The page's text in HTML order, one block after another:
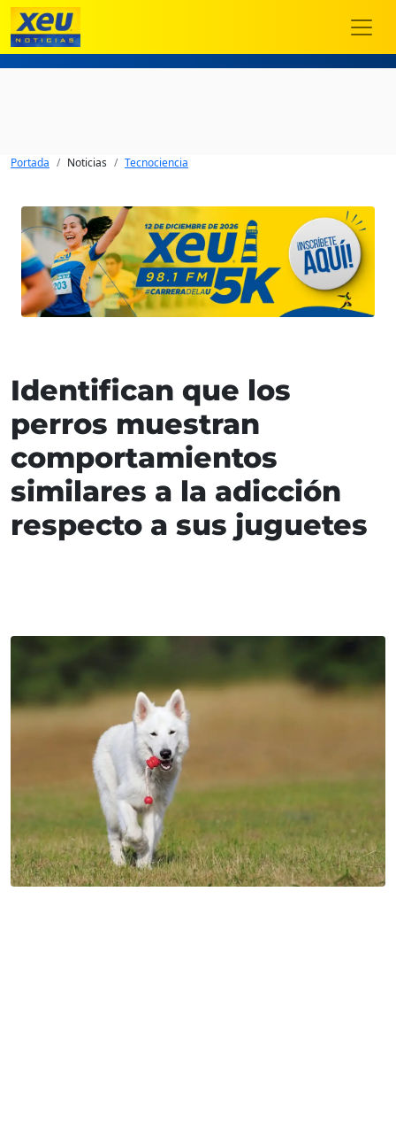
Portada Noticias Tecnociencia
Identifican que los
perros muestran
comportamientos
similares a la adicción
respecto a sus juguetes